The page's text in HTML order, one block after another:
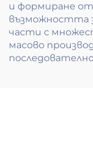
и формиране
възможността
части с
масово